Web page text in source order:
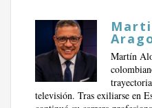
Martín
televisión. Tras exiliarse en